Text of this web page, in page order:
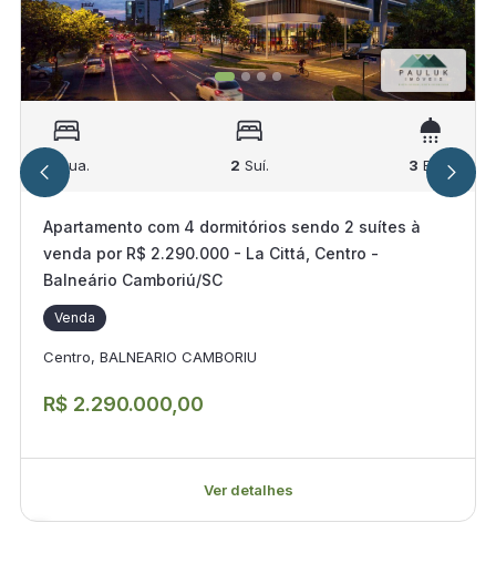
2 Qua. 2 Suí. 3 Ban.
Apartamento com 4 dormitórios sendo 2 suítes à
venda por R$ 2.290.000 - La Cittá, Centro -
Balneário Camboriú/SC
Venda
Centro, BALNEARIO CAMBORIU
R$ 2.290.000,00
Ver detalhes